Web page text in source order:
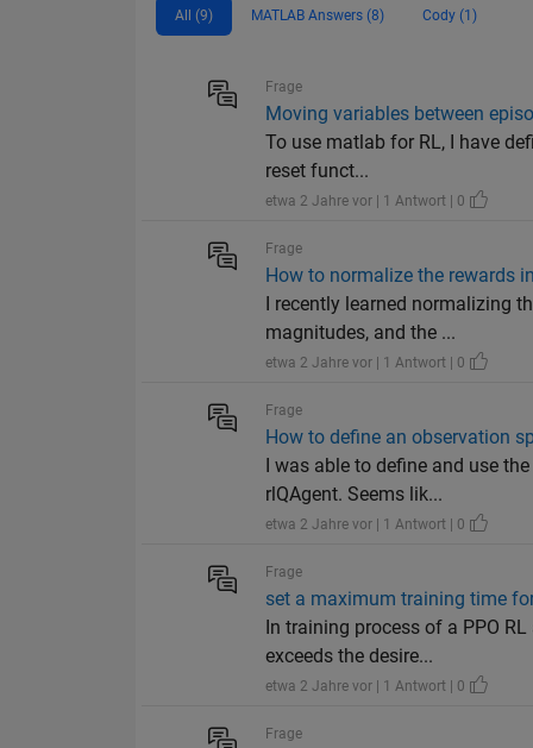
All (9) MATLAB Answers (8) Cody (1)
Frage
Moving variables between
To use matlab for RL, I have
reset funct...
etwa 2 Jahre vor | 1 Antwort | 0
Frage
How to normalize the rewards
I recently learned normalizing
magnitudes, and the ...
etwa 2 Jahre vor | 1 Antwort | 0
Frage
How to define an observation
I was able to define and use
rlQAgent. Seems lik...
etwa 2 Jahre vor | 1 Antwort | 0
Frage
set a maximum training time
In training process of a PPO
exceeds the desire...
etwa 2 Jahre vor | 1 Antwort | 0
Frage